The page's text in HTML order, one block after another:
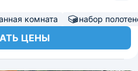
комната набор
ЦЕНЫ